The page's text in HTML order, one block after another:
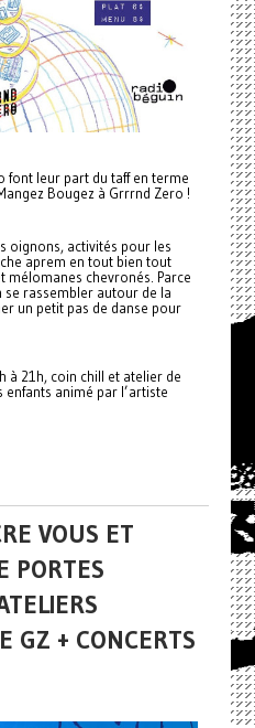
font leur part du taff en terme
Bougez à Grrrnd Zero !
oignons, activités pour les
aprem en tout bien tout
chevronés. Parce
rassembler autour de la
un petit pas de danse pour
à 21h, coin chill et atelier de
animé par l’artiste
VOUS ET
PORTES
GZ + CONCERTS